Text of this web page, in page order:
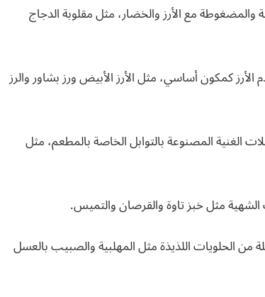
مع الأرز والخضار، مثل مقلوبة الدجاج
كمكون أساسي، مثل الأرز الأبيض ورز بشاور والرز
الغنية المصنوعة بالتوابل الخاصة بالمطعم، مثل
مثل خبز تاوة والقرصان والتميس.
من الحلويات اللذيذة مثل المهلبية والصبيب بالعسل